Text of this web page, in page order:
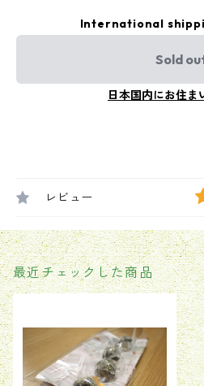
International
Sold
日本国内にお住ま
レビュー
最近チェックした商品